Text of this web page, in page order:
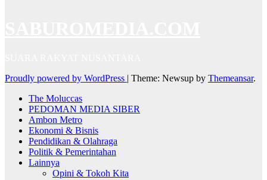
Proudly powered by WordPress | Theme: Newsup by Themeansar.
The Moluccas
PEDOMAN MEDIA SIBER
Ambon Metro
Ekonomi & Bisnis
Pendidikan & Olahraga
Politik & Pemerintahan
Lainnya
Opini & Tokoh Kita